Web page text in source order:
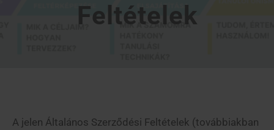
Feltételek
A jelen Általános Szerződési Feltételek (továbbiakban